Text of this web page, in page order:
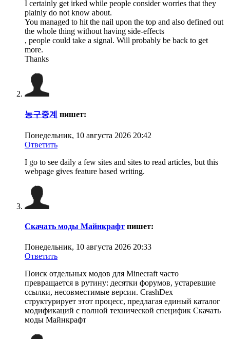
I certainly get irked while people consider worries that they
plainly do not know about.
You managed to hit the nail upon the top and also defined out
the whole thing without having side-effects
, people could take a signal. Will probably be back to get
more.
Thanks
농구중계 пишет:
Понедельник, 10 августа 2026 20:42
Ответить
I go to see daily a few sites and sites to read articles, but this
webpage gives feature based writing.
Скачать моды Майнкрафт пишет:
Понедельник, 10 августа 2026 20:33
Ответить
Поиск отдельных модов для Minecraft часто
превращается в рутину: десятки форумов, устаревшие
ссылки, несовместимые версии. CrashDex
структурирует этот процесс, предлагая единый каталог
модификаций с полной технической специфик Скачать
моды Майнкрафт